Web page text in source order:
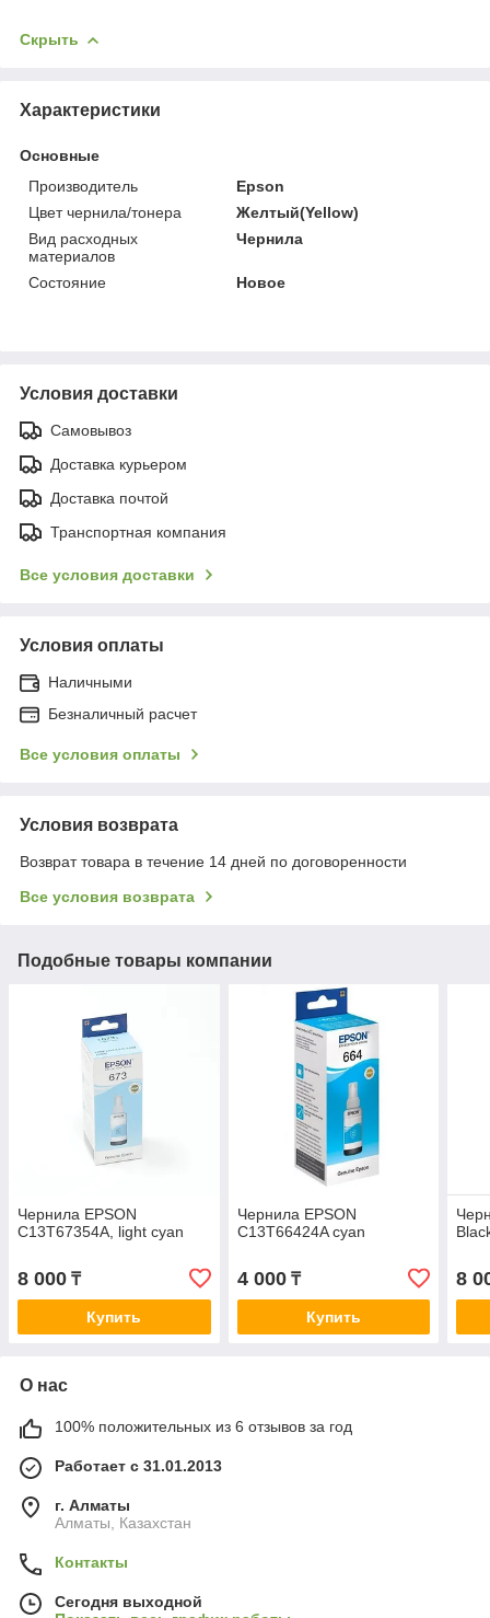
Скрыть
Характеристики
Основные
Производитель
Epson
Цвет чернила/тонера
Желтый(Yellow)
Вид расходных
материалов
Чернила
Состояние Новое
Условия доставки
Самовывоз
Доставка курьером
Доставка почтой
Транспортная компания
Все условия доставки
Условия оплаты
Наличными
Безналичный расчет
Все условия оплаты
Условия возврата
Возврат товара в течение 14 дней по договоренности
Все условия возврата
Подобные товары компании
Чернила EPSON
C13T67354A, light cyan
8 000 ₸
Купить
Чернила EPSON
C13T66424A cyan
4 000₸
Купить
8
О нас
100% положительных из 6 отзывов за год
Работает с 31.01.2013
г. Алматы
Алматы, Казахстан
Контакты
Сегодня выходной